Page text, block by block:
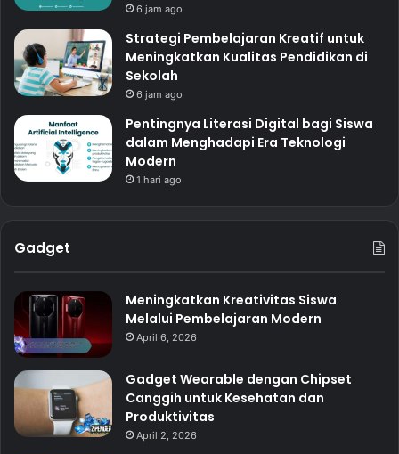
6 jam ago
Strategi Pembelajaran Kreatif untuk
Meningkatkan Kualitas Pendidikan di
Sekolah
6 jam ago
Pentingnya Literasi Digital bagi Siswa
dalam Menghadapi Era Teknologi
Modern
1 hari ago
Gadget
Meningkatkan Kreativitas Siswa
Melalui Pembelajaran Modern
April 6, 2026
Gadget Wearable dengan Chipset
Canggih untuk Kesehatan dan
Produktivitas
April 2, 2026